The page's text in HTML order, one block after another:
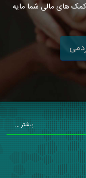
های مالی شما مایه
بیشتر ...